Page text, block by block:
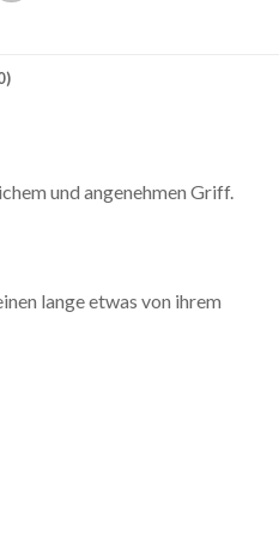
und angenehmen Griff.
lange etwas von ihrem